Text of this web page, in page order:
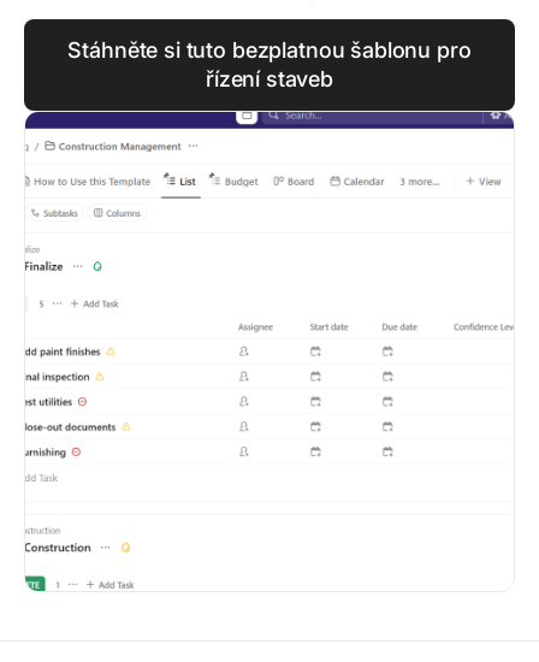
Stáhněte si tuto bezplatnou šablonu pro
řízení staveb